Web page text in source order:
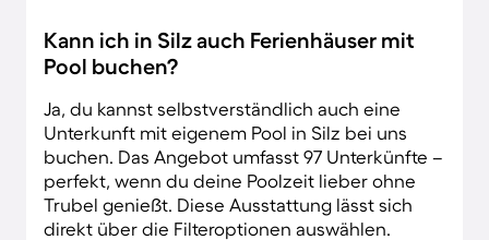
Kann ich in Silz auch Ferienhäuser mit
Pool buchen?
Ja, du kannst selbstverständlich auch eine
Unterkunft mit eigenem Pool in Silz bei uns
buchen. Das Angebot umfasst 97 Unterkünfte –
perfekt, wenn du deine Poolzeit lieber ohne
Trubel genießt. Diese Ausstattung lässt sich
direkt über die Filteroptionen auswählen.